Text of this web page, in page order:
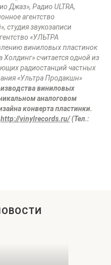
Джаз», Радио ULTRA,
агентство
студия звукозаписи
«УЛЬТРА
виниловых пластинок
Холдинг» считается одной из
радиостанций частных
«Ультра Продакшн»
виниловых
аналоговом
конверта пластинки.
http://vinylrecords.ru/(Тел.: